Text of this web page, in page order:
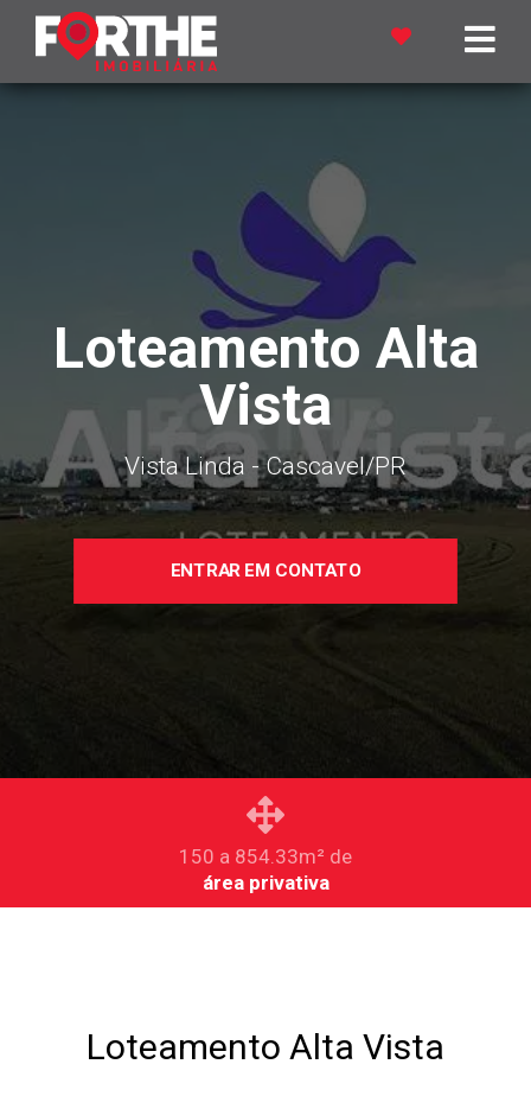
Loteamento Alta
Vista
Vista Linda - Cascavel/PR
ENTRAR EM CONTATO
150 a 854.33m² de
área privativa
Loteamento Alta Vista